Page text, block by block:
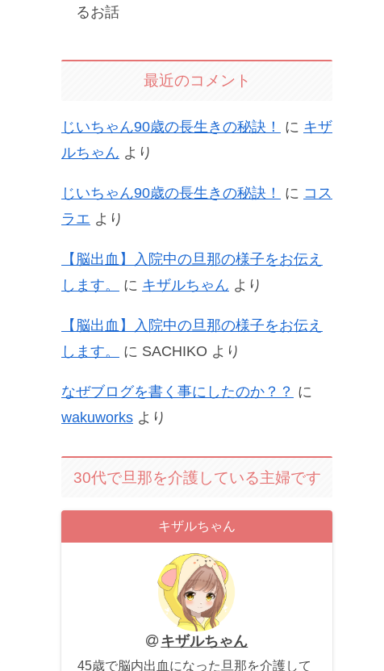
るお話
最近のコメント
じいちゃん90歳の長生きの秘訣！ に キザ
ルちゃん より
じいちゃん90歳の長生きの秘訣！ に コス
ラエ より
【脳出血】入院中の旦那の様子をお伝え
します。
に キザルちゃん より
【脳出血】入院中の旦那の様子をお伝え
します。
に SACHIKO より
なぜブログを書く事にしたのか？？ に
wakuworks より
30代で旦那を介護している主婦です
キザルちゃん
キザルちゃん
45歳で脳内出血になった旦那を介護して